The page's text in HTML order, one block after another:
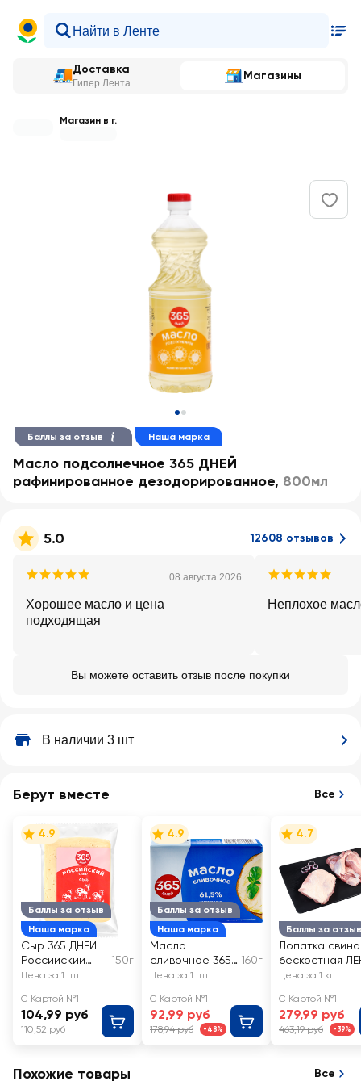
Доставка
Гипер Лента
Магазины
Магазин в г.
Баллы за отзыв Наша марка
Масло подсолнечное 365 ДНЕЙ
рафинированное дезодорированное, 800мл
5.0 12608 отзывов
08 августа 2026
Хорошее масло и цена
подходящая
Неплохое
Вы можете оставить отзыв после покупки
В наличии 3 шт
Берут вместе Все
Баллы за отзыв
Наша марка
4.9
Сыр 365 ДНЕЙ
Российский
45%, без змж
150г
Цена за 1 шт
С Картой №1
104,99 руб
110,52 руб
Баллы за отзыв
Наша марка
4.9
Масло
сливочное 365
ДНЕЙ 61,5%, без
160г
Цена за 1 шт
С Картой №1
92,99 руб
178,94 руб -48%
Баллы за отзыв
4.7
Лопатка
бескостная
FRESH,
Цена за 1 кг
С Картой №1
279,99 руб
463,19 руб -39%
Похожие товары Все